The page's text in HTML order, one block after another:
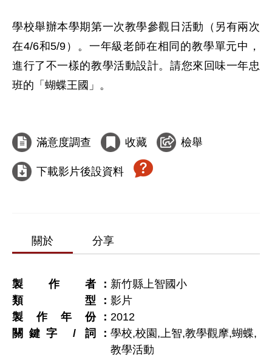
學校舉辦本學期第一次教學參觀日活動（另有兩次
在4/6和5/9）。一年級老師在相同的教學單元中，
進行了不一樣的教學活動設計。請您來回味一年忠
班的「蝴蝶王國」。
滿意度調查 收藏 檢舉
下載影片後設資料
關於 分享
製作者
新竹縣上智國小
類型
影片
製作年份
2012
關鍵字 / 詞
學校,校園,上智,教學觀摩,蝴蝶,
教學活動